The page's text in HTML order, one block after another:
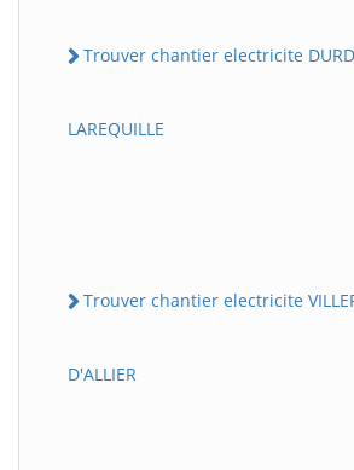
Trouver chantier electricite
LAREQUILLE
Trouver chantier electricite
D'ALLIER